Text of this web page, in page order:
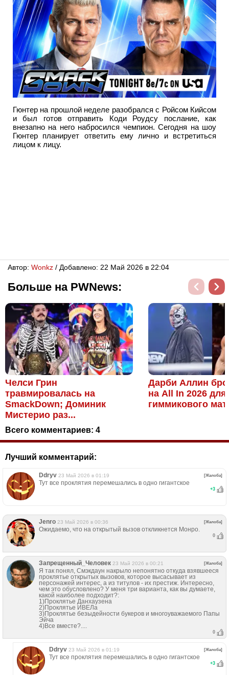
Гюнтер на прошлой неделе разобрался с Ройсом Кийсом
и был готов отправить Коди Роудсу послание, как
внезапно на него набросился чемпион. Сегодня на шоу
Гюнтер планирует ответить ему лично и встретиться
лицом к лицу.
Автор: Wonkz / Добавлено: 22 Май 2026 в 22:04
Больше на PWNews:
Челси Грин
травмировалась на
SmackDown; Доминик
Мистерио раз...
Дарби Аллин
на All In 2026 для
гиммикового
Всего комментариев: 4
Лучший комментарий:
Ddryv 23 Май 2026 в 01:19 [Жалоба]
Тут все проклятия перемешались в одно гигантское
+3
Jenro 23 Май 2026 в 00:36 [Жалоба]
Ожидаемо, что на открытый вызов откликнется Монро.
0
Запрещенный_Человек 23 Май 2026 в 00:21 [Жалоба]
Я так понял, Смэкдаун накрыло непонятно откуда взявшееся
проклятье открытых вызовов, которое высасывает из
персонажей интерес, а из титулов - их престиж. Интересно,
чем это обусловлено? У меня три варианта, как вы думаете,
какой наиболее подходит?:
1)Проклятье Данхаузена
2)Проклятье ИВЕЛа
3)Проклятье безыдейности букеров и многоуважаемого Папы
Эйча
4)Все вместе?....
0
Ddryv 23 Май 2026 в 01:19 [Жалоба]
Тут все проклятия перемешались в одно гигантское
+3